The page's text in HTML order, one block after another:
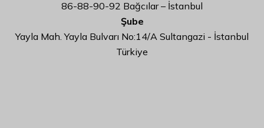
86-88-90-92 Bağcılar – İstanbul
Şube
Yayla Mah. Yayla Bulvarı No:14/A Sultangazi - İstanbul
Türkiye